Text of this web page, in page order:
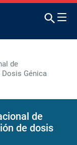
de
Génica
de
de dosis